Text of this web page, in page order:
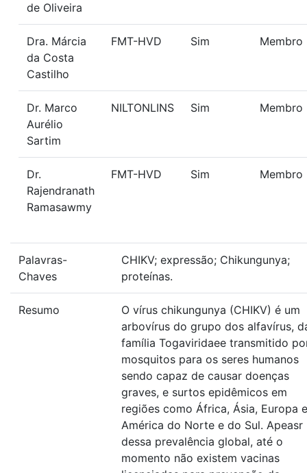
de Oliveira
Dra. Márcia
da Costa
Castilho
FMT-HVD Sim Membro
Dr. Marco
Aurélio
Sartim
NILTONLINS Sim Membro
Dr.
Rajendranath
Ramasawmy
FMT-HVD Sim Membro
Palavras-
Chaves
CHIKV; expressão; Chikungunya;
proteínas.
Resumo
O vírus chikungunya (CHIKV) é um
arbovírus do grupo dos alfavírus,
família Togaviridaee transmitido
mosquitos para os seres humanos
sendo capaz de causar doenças
graves, e surtos epidêmicos em
regiões como África, Ásia, Europa e
América do Norte e do Sul. Apeasr
dessa prevalência global, até o
momento não existem vacinas